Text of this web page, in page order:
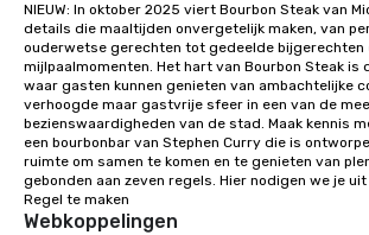
NIEUW: In oktober 2025 viert Bourbon Steak van
details die maaltijden onvergetelijk maken, van
ouderwetse gerechten tot gedeelde bijgerechten
mijlpaalmomenten. Het hart van Bourbon Steak is
waar gasten kunnen genieten van ambachtelijke
verhoogde maar gastvrije sfeer in een van de
bezienswaardigheden van de stad. Maak kennis
een bourbonbar van Stephen Curry die is
ruimte om samen te komen en te genieten van
gebonden aan zeven regels. Hier nodigen we je
Regel te maken
Webkoppelingen